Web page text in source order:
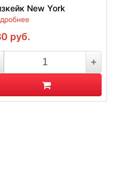
New York
руб.
+